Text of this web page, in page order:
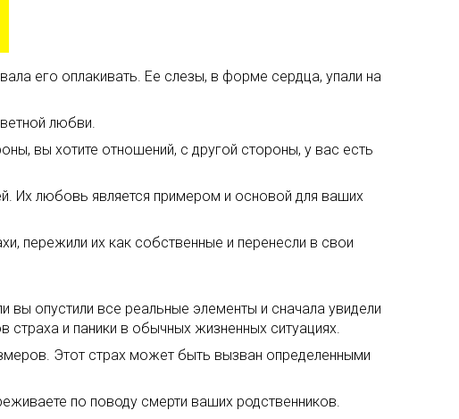
его оплакивать. Ее слезы, в форме сердца, упали на
любви.
вы хотите отношений, с другой стороны, у вас есть
Их любовь является примером и основой для ваших
пережили их как собственные и перенесли в свои
вы опустили все реальные элементы и сначала увидели
страха и паники в обычных жизненных ситуациях.
Этот страх может быть вызван определенными
по поводу смерти ваших родственников.